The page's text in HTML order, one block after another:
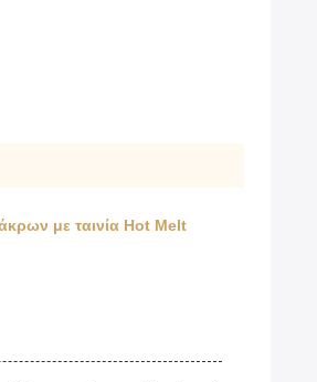
με ταινία Hot Melt